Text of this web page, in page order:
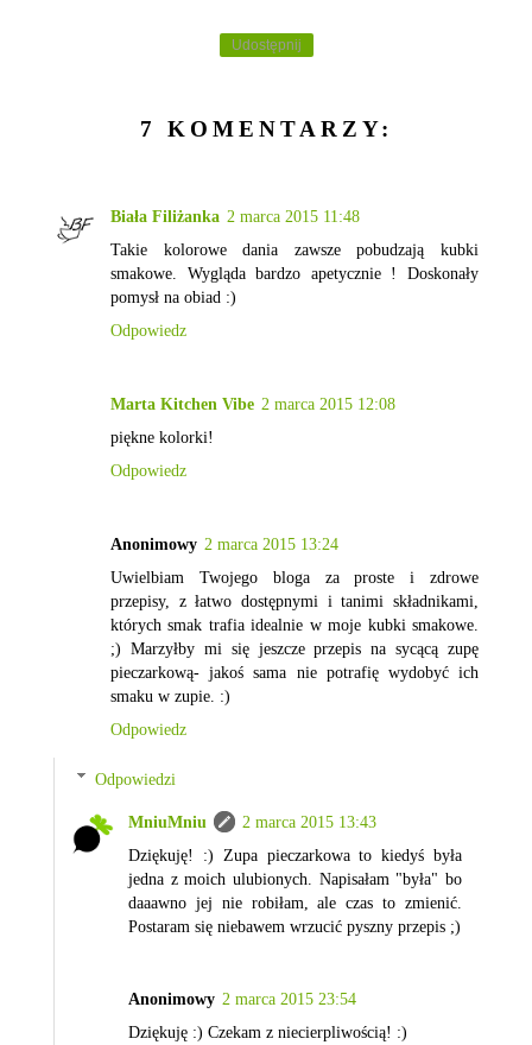
Udostępnij
7 KOMENTARZY:
Biała Filiżanka 2 marca 2015 11:48
Takie kolorowe dania zawsze pobudzają kubki
smakowe. Wygląda bardzo apetycznie ! Doskonały
pomysł na obiad :)
Odpowiedz
Marta Kitchen Vibe 2 marca 2015 12:08
piękne kolorki!
Odpowiedz
Anonimowy 2 marca 2015 13:24
Uwielbiam Twojego bloga za proste i zdrowe
przepisy, z łatwo dostępnymi i tanimi składnikami,
których smak trafia idealnie w moje kubki smakowe.
;) Marzyłby mi się jeszcze przepis na sycącą zupę
pieczarkową- jakoś sama nie potrafię wydobyć ich
smaku w zupie. :)
Odpowiedz
Odpowiedzi
MniuMniu
2 marca 2015 13:43
Dziękuję! :) Zupa pieczarkowa to kiedyś była
jedna z moich ulubionych. Napisałam "była" bo
daaawno jej nie robiłam, ale czas to zmienić.
Postaram się niebawem wrzucić pyszny przepis ;)
Anonimowy 2 marca 2015 23:54
Dziękuję :) Czekam z niecierpliwością! :)